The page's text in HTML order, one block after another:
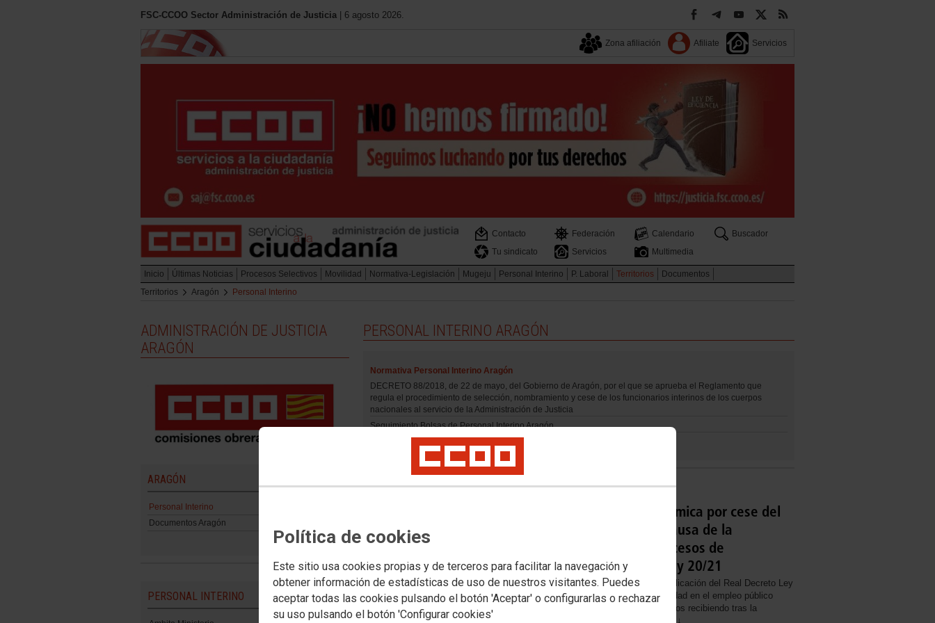
Política de cookies
Este sitio usa cookies propias y de terceros para facilitar la navegación y
obtener información de estadísticas de uso de nuestros visitantes. Puedes
aceptar todas las cookies pulsando el botón 'Aceptar' o configurarlas o rechazar
su uso pulsando el botón 'Configurar cookies'
FSC-CCOO Sector Administración de Justicia | 6 agosto 2026.
Zona afiliación Afiliate Servicios
Contacto Federación Calendario
Buscador
Tu sindicato
Servicios Multimedia
Inicio Últimas Noticias Procesos Selectivos Movilidad Normativa-Legislación Mugeju Personal Interino P. Laboral Territorios
Documentos
Territorios
Aragón Personal Interino
ADMINISTRACIÓN DE JUSTICIA
ARAGÓN
ARAGÓN
Personal Interino
Documentos Aragón
PERSONAL INTERINO
PERSONAL INTERINO ARAGÓN
Normativa Personal Interino Aragón
DECRETO 88/2018, de 22 de mayo, del Gobierno de Aragón, por el que se aprueba el Reglamento que
regula el procedimiento de selección, nombramiento y cese de los funcionarios interinos de los cuerpos
nacionales al servicio de la Administración de Justicia
Seguimiento Bolsas de Personal Interino Aragón
Compensación económica por cese del
personal interino a causa de la
resolución de los procesos de
estabilización de la ley 20/21
♦ CCOO venimos informando de esta cuestión desde el año 2021, tras la publicación del Real Decreto Ley
14/2021, de 6 de julio, de medidas urgentes para la reducción de la temporalidad en el empleo público
(consulta aquí)♦ Pero dadas las recientes y numerosas consultas que estamos recibiendo tras la
campaña iniciada ahora por otras organizaciones, os recordamos lo siguiente ↓